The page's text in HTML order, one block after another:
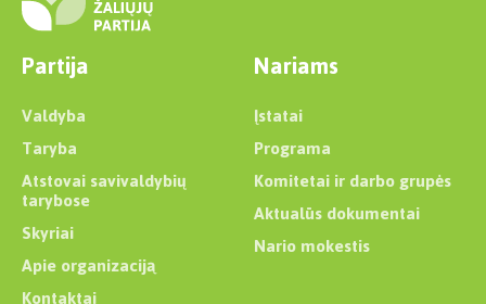
Partija
Valdyba
Taryba
Atstovai savivaldybių
tarybose
Skyriai
Apie organizaciją
Nariams
Įstatai
Programa
Komitetai ir darbo grupės
Aktualūs dokumentai
Nario mokestis